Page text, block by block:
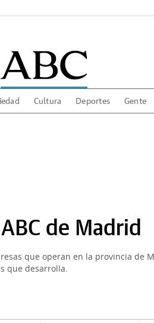
Cultura Deportes Gente
de Madrid
que operan en la provincia de
que desarrolla.